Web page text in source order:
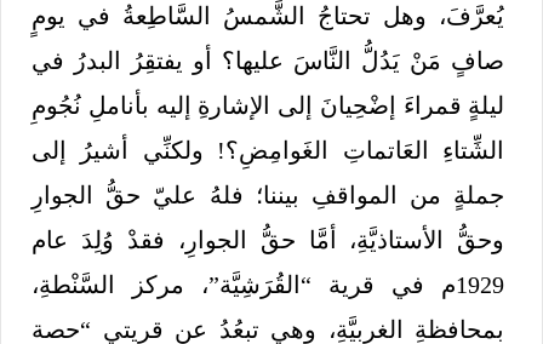
يُعرَّفَ، وهل تحتاجُ الشَّمسُ السَّاطِعةُ في يومٍ
صافٍ مَنْ يَدُلُّ النَّاسَ عليها؟ أو يفتقِرُ البدرُ في
ليلةٍ قمراءَ إضْحِيانَ إلى الإشارةِ إليه بأناملِ نُجُومِ
الشِّتاءِ العَاتماتِ الغَوامِضِ؟! ولكنِّي أشيرُ إلى
جملةٍ من المواقفِ بيننا؛ فلهُ عليّ حقُّ الجوارِ
وحقُّ الأستاذيَّةِ، أمَّا حقُّ الجوارِ، فقدْ وُلِدَ عام
1929م في قرية “القُرَشِيَّة”، مركز السَّنْطةِ،
بمحافظةِ الغربيَّةِ، وهي تبعُدُ عن قريتي “حصة